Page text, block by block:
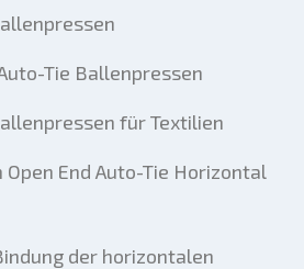
Tie Ballenpressen
für Textilien
End Auto-Tie Horizontal
der horizontalen